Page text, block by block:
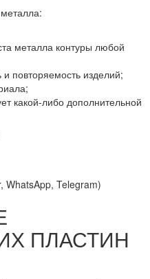
металла контуры любой
и повторяемость изделий;
какой-либо дополнительной
WhatsApp, Telegram)
ПЛАСТИН